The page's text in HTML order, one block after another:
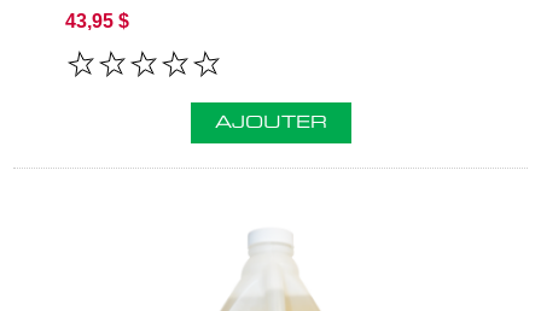
43,95 $
AJOUTER